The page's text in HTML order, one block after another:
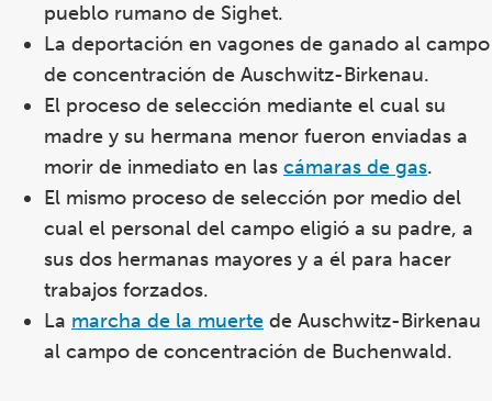
pueblo rumano de Sighet.
La deportación en vagones de ganado al campo
de concentración de Auschwitz-Birkenau.
El proceso de selección mediante el cual su
madre y su hermana menor fueron enviadas a
morir de inmediato en las cámaras de gas.
El mismo proceso de selección por medio del
cual el personal del campo eligió a su padre, a
sus dos hermanas mayores y a él para hacer
trabajos forzados.
La marcha de la muerte de Auschwitz-Birkenau
al campo de concentración de Buchenwald.